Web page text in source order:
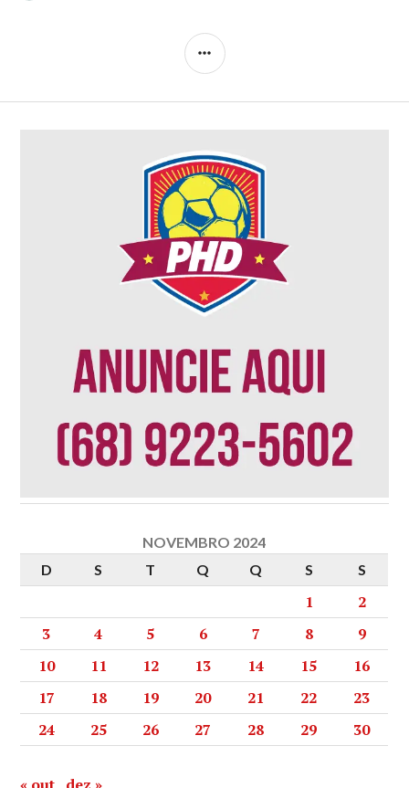
NOVEMBRO 2024
D
S T Q Q S S
1
2
3
4 5 6 7 8
9
10
11 12 13 14 15
16
17
18 19 20 21 22
23
24
25 26 27 28 29 30